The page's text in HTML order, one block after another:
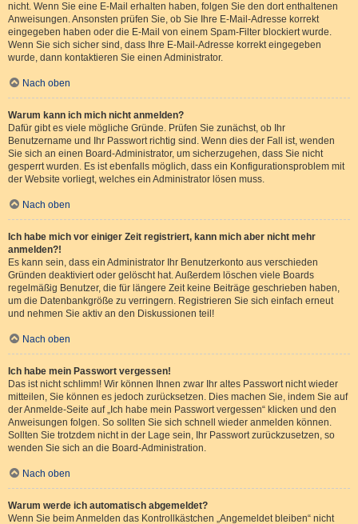
nicht. Wenn Sie eine E-Mail erhalten haben, folgen Sie den dort enthaltenen
Anweisungen. Ansonsten prüfen Sie, ob Sie Ihre E-Mail-Adresse korrekt
eingegeben haben oder die E-Mail von einem Spam-Filter blockiert wurde.
Wenn Sie sich sicher sind, dass Ihre E-Mail-Adresse korrekt eingegeben
wurde, dann kontaktieren Sie einen Administrator.
Nach oben
Warum kann ich mich nicht anmelden?
Dafür gibt es viele mögliche Gründe. Prüfen Sie zunächst, ob Ihr
Benutzername und Ihr Passwort richtig sind. Wenn dies der Fall ist, wenden
Sie sich an einen Board-Administrator, um sicherzugehen, dass Sie nicht
gesperrt wurden. Es ist ebenfalls möglich, dass ein Konfigurationsproblem mit
der Website vorliegt, welches ein Administrator lösen muss.
Nach oben
Ich habe mich vor einiger Zeit registriert, kann mich aber nicht mehr
anmelden?!
Es kann sein, dass ein Administrator Ihr Benutzerkonto aus verschieden
Gründen deaktiviert oder gelöscht hat. Außerdem löschen viele Boards
regelmäßig Benutzer, die für längere Zeit keine Beiträge geschrieben haben,
um die Datenbankgröße zu verringern. Registrieren Sie sich einfach erneut
und nehmen Sie aktiv an den Diskussionen teil!
Nach oben
Ich habe mein Passwort vergessen!
Das ist nicht schlimm! Wir können Ihnen zwar Ihr altes Passwort nicht wieder
mitteilen, Sie können es jedoch zurücksetzen. Dies machen Sie, indem Sie auf
der Anmelde-Seite auf „Ich habe mein Passwort vergessen“ klicken und den
Anweisungen folgen. So sollten Sie sich schnell wieder anmelden können.
Sollten Sie trotzdem nicht in der Lage sein, Ihr Passwort zurückzusetzen, so
wenden Sie sich an die Board-Administration.
Nach oben
Warum werde ich automatisch abgemeldet?
Wenn Sie beim Anmelden das Kontrollkästchen „Angemeldet bleiben“ nicht